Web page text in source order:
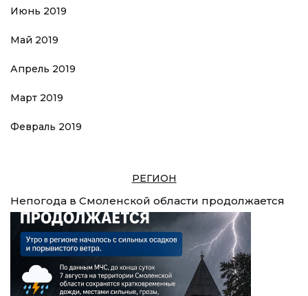
Июнь 2019
Май 2019
Апрель 2019
Март 2019
Февраль 2019
РЕГИОН
Непогода в Смоленской области продолжается